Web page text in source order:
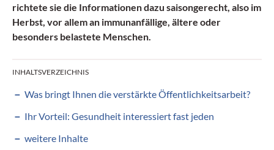
richtete sie die Informationen dazu saisongerecht, also im
Herbst, vor allem an immunanfällige, ältere oder
besonders belastete Menschen.
INHALTSVERZEICHNIS
Was bringt Ihnen die verstärkte Öffentlichkeits­arbeit?
Ihr Vorteil: Gesundheit interessiert fast jeden
weitere Inhalte